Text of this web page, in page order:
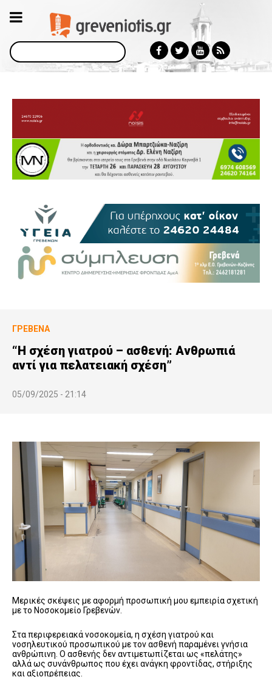
Αναζήτηση
ΓΡΕΒΕΝΆ
“Η σχέση γιατρού – ασθενή: Ανθρωπιά
αντί για πελατειακή σχέση”
05/09/2025 - 21:14
Μερικές σκέψεις με αφορμή προσωπική μου εμπειρία σχετική
με το Νοσοκομείο Γρεβενών.
Στα περιφερειακά νοσοκομεία, η σχέση γιατρού και
νοσηλευτικού προσωπικού με τον ασθενή παραμένει γνήσια
ανθρώπινη. Ο ασθενής δεν αντιμετωπίζεται ως «πελάτης»
αλλά ως συνάνθρωπος που έχει ανάγκη φροντίδας, στήριξης
και αξιοπρέπειας.